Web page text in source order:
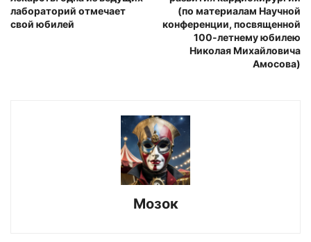
лабораторий отмечает
свой юбилей
(по материалам Научной
конференции, посвященной
100-летнему юбилею
Николая Михайловича
Амосова)
Мозок